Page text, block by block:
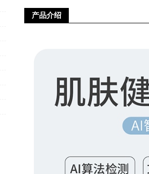
头皮检测仪厂家的专业团队与研发实力
头皮检测仪厂家的客户服务与售后支持体系
头皮检测仪厂家在美容行业中的影响力和地位
头皮检测仪厂家的生产工艺与质量控制
产品介绍